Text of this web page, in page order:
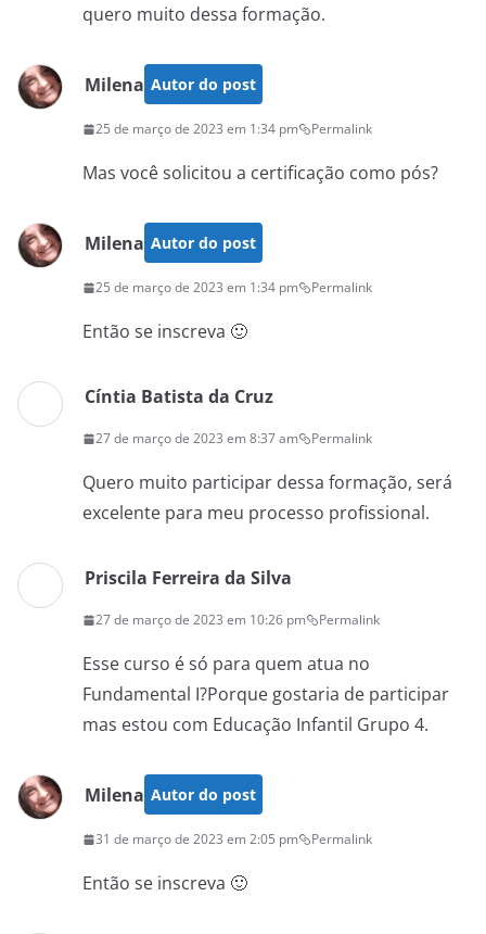
quero muito dessa formação.
Milena Autor do post
25 de março de 2023 em 1:34 pm Permalink
Mas você solicitou a certificação como pós?
Milena Autor do post
25 de março de 2023 em 1:34 pm Permalink
Então se inscreva 🙂
Cíntia Batista da Cruz
27 de março de 2023 em 8:37 am Permalink
Quero muito participar dessa formação, será
excelente para meu processo profissional.
Priscila Ferreira da Silva
27 de março de 2023 em 10:26 pm Permalink
Esse curso é só para quem atua no
Fundamental I?Porque gostaria de participar
mas estou com Educação Infantil Grupo 4.
Milena Autor do post
31 de março de 2023 em 2:05 pm Permalink
Então se inscreva 🙂